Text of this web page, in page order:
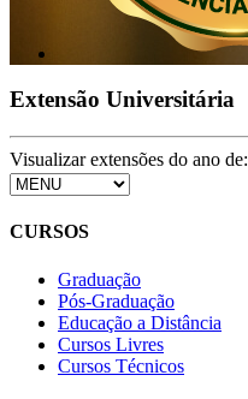
Extensão Universitária
Visualizar extensões do ano de:
CURSOS
Graduação
Pós-Graduação
Educação a Distância
Cursos Livres
Cursos Técnicos